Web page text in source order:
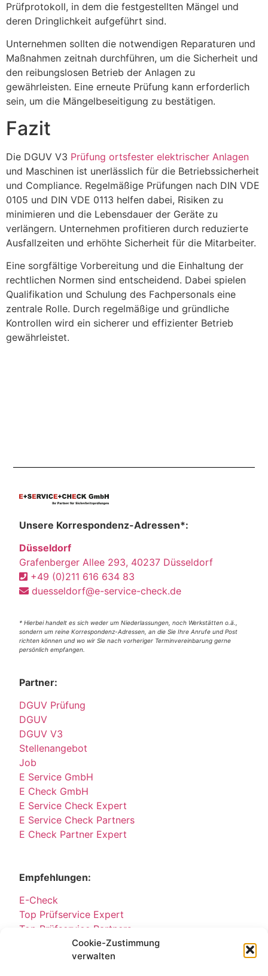
Cookie-Zustimmung
verwalten
Prüfprotokoll, in dem die festgestellten Mängel und
deren Dringlichkeit aufgeführt sind.
Unternehmen sollten die notwendigen Reparaturen und
Maßnahmen zeitnah durchführen, um die Sicherheit und
den reibungslosen Betrieb der Anlagen zu
gewährleisten. Eine erneute Prüfung kann erforderlich
sein, um die Mängelbeseitigung zu bestätigen.
Fazit
Die DGUV V3 Prüfung ortsfester elektrischer Anlagen
und Maschinen ist unerlässlich für die Betriebssicherheit
und Compliance. Regelmäßige Prüfungen nach DIN VDE
0105 und DIN VDE 0113 helfen dabei, Risiken zu
minimieren und die Lebensdauer der Geräte zu
verlängern. Unternehmen profitieren durch reduzierte
Ausfallzeiten und erhöhte Sicherheit für die Mitarbeiter.
Eine sorgfältige Vorbereitung und die Einhaltung der
rechtlichen Normen sind entscheidend. Dabei spielen
Qualifikation und Schulung des Fachpersonals eine
zentrale Rolle. Durch regelmäßige und gründliche
Kontrollen wird ein sicherer und effizienter Betrieb
gewährleistet.
Unsere Korrespondenz-Adressen*:
Düsseldorf
Grafenberger Allee 293, 40237 Düsseldorf
+49 (0)211 616 634 83
duesseldorf@e-service-check.de
* Hierbei handelt es sich weder um Niederlassungen, noch Werkstätten o.ä.,
sondern um reine Korrespondenz-Adressen, an die Sie Ihre Anrufe und Post
richten können und wo wir Sie nach vorheriger Terminvereinbarung gerne
persönlich empfangen.
Partner:
DGUV Prüfung
DGUV
DGUV V3
Stellenangebot
Job
E Service GmbH
E Check GmbH
E Service Check Expert
E Service Check Partners
E Check Partner Expert
Empfehlungen:
E-Check
Top Prüfservice Expert
Top Prüfservice Partners
Top Prüfservice GmbH
Sicherheitsprüfungen Partners